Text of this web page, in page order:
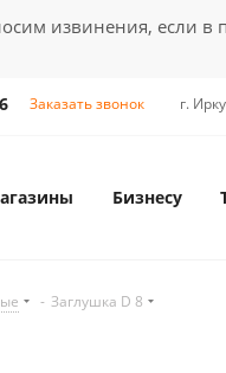
извинения, если в
г.
Заказать звонок
Бизнесу
- Заглушка D 8